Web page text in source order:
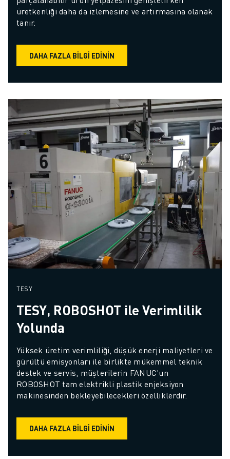
üretkenliği daha da izlemesine ve artırmasına olanak
tanır.
DAHA FAZLA BILGI EDININ
TESY
TESY, ROBOSHOT ile Verimlilik
Yolunda
Yüksek üretim verimliliği, düşük enerji maliyetleri ve
gürültü emisyonları ile birlikte mükemmel teknik
destek ve servis, müşterilerin FANUC'un
ROBOSHOT tam elektrikli plastik enjeksiyon
makinesinden bekleyebilecekleri özelliklerdir.
DAHA FAZLA BILGI EDININ